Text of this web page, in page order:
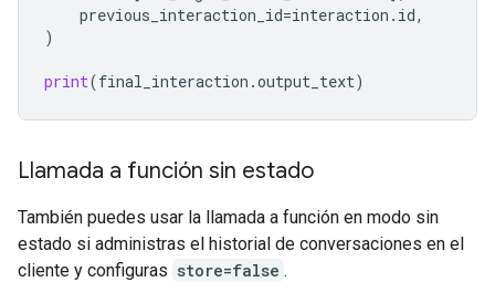
previous_interaction_id=interaction . id,
)
print(final_interaction .output_text)
Llamada a función sin estado
También puedes usar la llamada a función en modo sin
estado si administras el historial de conversaciones en el
cliente y configuras store=false .